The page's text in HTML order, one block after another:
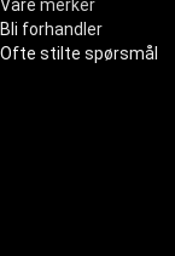
Våre merker
Bli forhandler
Ofte stilte spørsmål